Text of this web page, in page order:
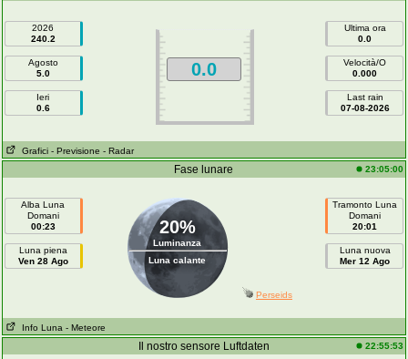
2026
240.2
Agosto
5.0
Ieri
0.6
0.0
Ultima ora
0.0
Velocità/O
0.000
Last rain
07-08-2026
Grafici - Previsione - Radar
Fase lunare 23:05:00
Alba Luna
Domani
00:23
Luna piena
Ven 28 Ago
20%
Luminanza
Luna calante
Tramonto Luna
Domani
20:01
Luna nuova
Mer 12 Ago
Perseids
Info Luna - Meteore
Il nostro sensore Luftdaten 22:55:53